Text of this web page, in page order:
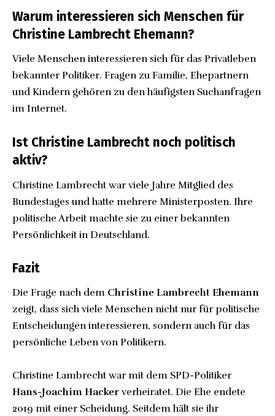
Warum interessieren sich Menschen für
Christine Lambrecht Ehemann?
Viele Menschen interessieren sich für das Privatleben
bekannter Politiker. Fragen zu Familie, Ehepartnern
und Kindern gehören zu den häufigsten Suchanfragen
im Internet.
Ist Christine Lambrecht noch politisch
aktiv?
Christine Lambrecht war viele Jahre Mitglied des
Bundestages und hatte mehrere Ministerposten. Ihre
politische Arbeit machte sie zu einer bekannten
Persönlichkeit in Deutschland.
Fazit
Die Frage nach dem Christine Lambrecht Ehemann
zeigt, dass sich viele Menschen nicht nur für politische
Entscheidungen interessieren, sondern auch für das
persönliche Leben von Politikern.
Christine Lambrecht war mit dem SPD-Politiker
Hans-Joachim Hacker verheiratet. Die Ehe endete
2019 mit einer Scheidung. Seitdem hält sie ihr